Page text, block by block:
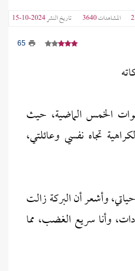
المشاهدات3640 تاريخ النشر2024-10-15
65
الخمس الماضية، حيث
تجاه نفسي وعائلتي،
وأشعر أن البركة زالت
وأنا سريع الغضب، مما